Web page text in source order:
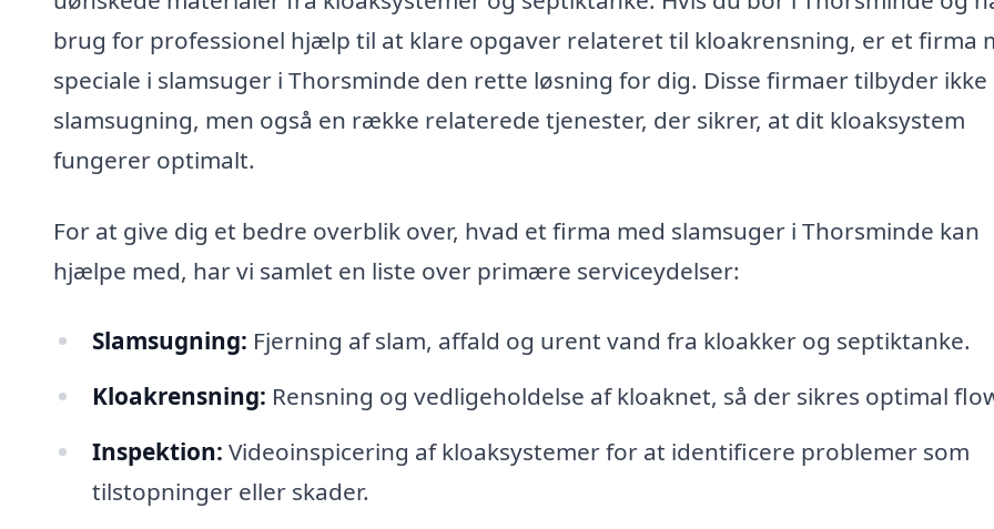
brug for professionel hjælp til at klare opgaver relateret til kloakrensning, er et firma
speciale i slamsuger i Thorsminde den rette løsning for dig. Disse firmaer tilbyder ikke
slamsugning, men også en række relaterede tjenester, der sikrer, at dit kloaksystem
fungerer optimalt.
For at give dig et bedre overblik over, hvad et firma med slamsuger i Thorsminde kan
hjælpe med, har vi samlet en liste over primære serviceydelser:
Slamsugning: Fjerning af slam, affald og urent vand fra kloakker og septiktanke.
Kloakrensning: Rensning og vedligeholdelse af kloaknet, så der sikres optimal
Inspektion: Videoinspicering af kloaksystemer for at identificere problemer som
tilstopninger eller skader.